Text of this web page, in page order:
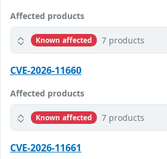
Affected products
Known affected 7 products
CVE-2026-11660
Affected products
Known affected 7 products
CVE-2026-11661